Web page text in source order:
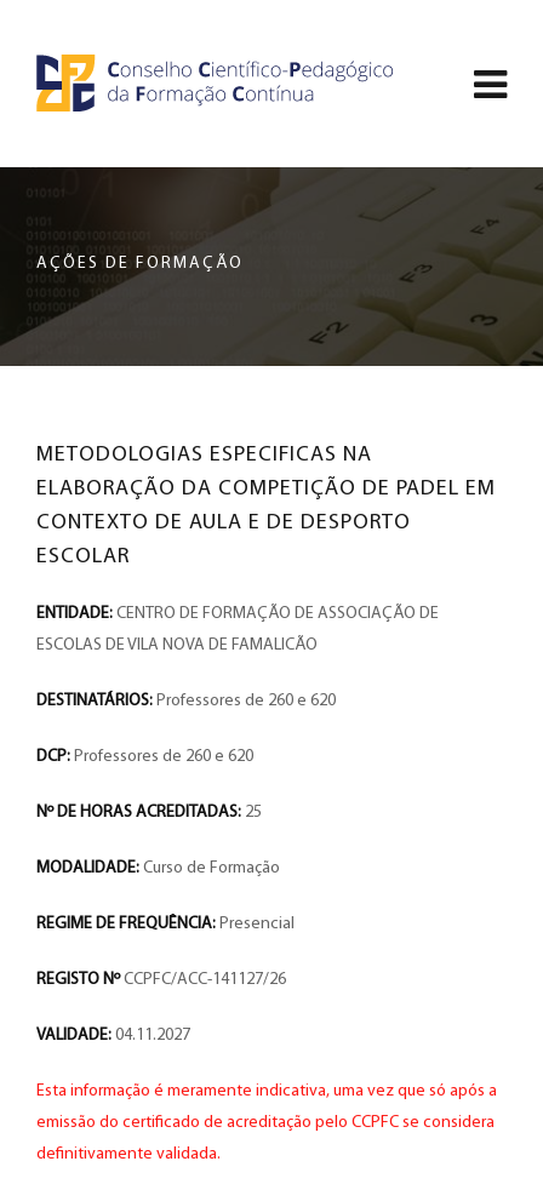
conteúdo
da
-
CONSELHO
CIENTÍFICO-
PEDAGÓGICO
DA
CONTÍNUA
de
AÇÕES DE FORMAÇÃO
METODOLOGIAS ESPECIFICAS NA
ELABORAÇÃO DA COMPETIÇÃO DE PADEL EM
CONTEXTO DE AULA E DE DESPORTO
ESCOLAR
ENTIDADE: CENTRO DE FORMAÇÃO DE ASSOCIAÇÃO DE
ESCOLAS DE VILA NOVA DE FAMALICÃO
DESTINATÁRIOS: Professores de 260 e 620
DCP: Professores de 260 e 620
Nº DE HORAS ACREDITADAS: 25
MODALIDADE: Curso de Formação
REGIME DE FREQUÊNCIA: Presencial
REGISTO NºCCPFC/ACC-141127/26
VALIDADE: 04.11.2027
Esta informação é meramente indicativa, uma vez que só após a
emissão do certificado de acreditação pelo CCPFC se considera
definitivamente validada.